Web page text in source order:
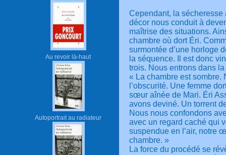
Au revoir là-haut
Autoportrait au radiateur
Cependant, la
décor nous conduit à
maîtrise des situations.
chambre où dort Éri.
surmontée d’une horloge
la séquence. Il est donc
trois. Nous entrons dans
« La chambre est sombre.
l’obscurité. Une femme
sœur aînée de Mari. Éri
avons deviné. Un torrent
Nous nous confondons
avec un regard caché qui
suspendue en l’air, notre
chambre. »
La force du procédé se